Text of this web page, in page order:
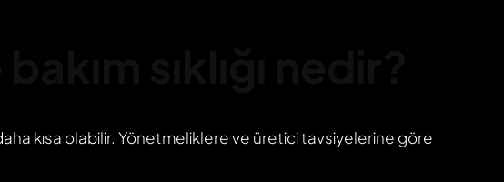
kısa olabilir. Yönetmeliklere ve üretici tavsiyelerine göre